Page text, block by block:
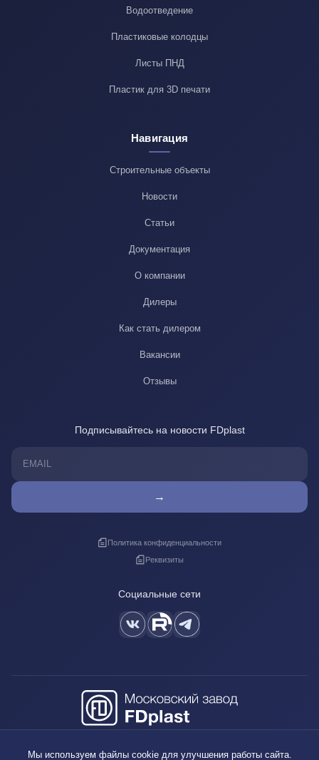
Водоотведение
Пластиковые колодцы
Листы ПНД
Пластик для 3D печати
Навигация
Строительные объекты
Новости
Статьи
Документация
О компании
Дилеры
Как стать дилером
Вакансии
Отзывы
Подписывайтесь на новости FDplast
→
Политика конфиденциальности
Реквизиты
Социальные сети
Мы используем файлы cookie для улучшения работы сайта.